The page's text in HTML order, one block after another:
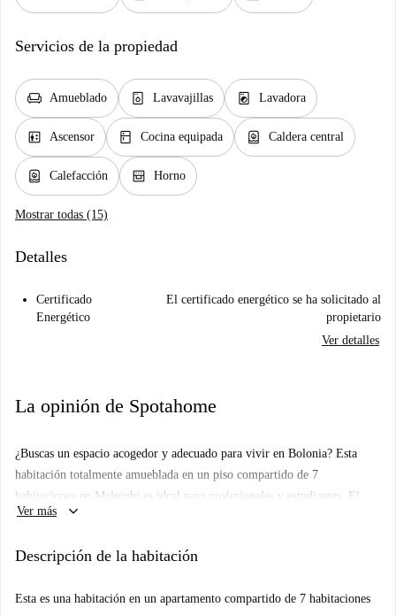
Servicios de la propiedad
chair Amueblado dishwasher_gen Lavavajillas local_laundry_service Lavadora
elevator Ascensor kitchen Cocina equipada water_heater Caldera central
water_heater Calefacción oven_gen Horno
Mostrar todas (15)
Detalles
Certificado
Energético
El certificado energético se ha solicitado al
propietario
Ver detalles
La opinión de Spotahome
¿Buscas un espacio acogedor y adecuado para vivir en Bolonia? Esta
habitación totalmente amueblada en un piso compartido de 7
habitaciones en Malpighi es ideal para profesionales y estudiantes. El
piso cuenta con lavadora, lavavajillas y horno privados. Dispone de
cuenta con ascensor. Nota: No tiene aire acondicionado, balcón ni
personas solas.
Ver más keyboard_arrow_down
Descripción de la habitación
Esta es una habitación en un apartamento compartido de 7 habitaciones